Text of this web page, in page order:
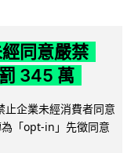
同意嚴禁
345 萬
止企業未經消費者同意
「opt-in」先徵同意